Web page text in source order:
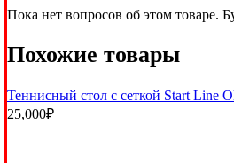
Пока нет вопросов об этом товаре.
Похожие товары
Теннисный стол с сеткой Start Line
25,000₽